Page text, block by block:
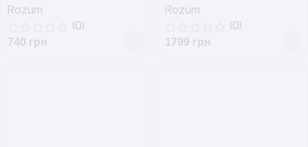
Rozum
(0)
740 грн
Rozum
(0)
1799 грн